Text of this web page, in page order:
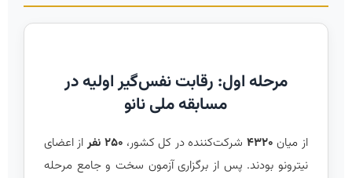
مرحله اول: رقابت نفس‌گیر اولیه در
مسابقه ملی نانو
از میان ۴۳۲۰ شرکت‌کننده در کل کشور، ۲۵۰ نفر
از اعضای
نیترونو بودند. پس از برگزاری آزمون سخت و جامع مرحله